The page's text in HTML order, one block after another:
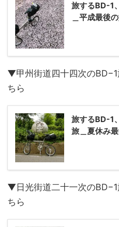
旅するBD-1
＿平成最後
▼甲州街道四十四次のBD−1
ちら
旅するBD-1
旅＿夏休み
▼日光街道二十一次のBD−1
ちら